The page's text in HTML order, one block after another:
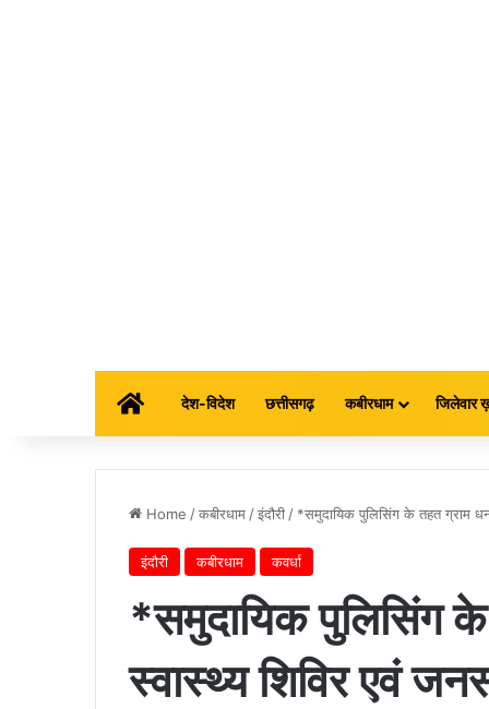
होम देश-विदेश छत्तीसगढ़ कबीरधाम जिलेवार
Home /कबीरधाम /इंदौरी / *समुदायिक पुलिसिंग के तहत ग्राम
इंदौरी कबीरधाम कवर्धा
*समुदायिक पुलिसिंग के
स्वास्थ्य शिविर एवं